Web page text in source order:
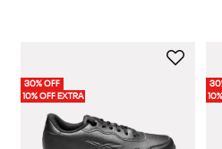
30% OFF
10% OFF EXTRA